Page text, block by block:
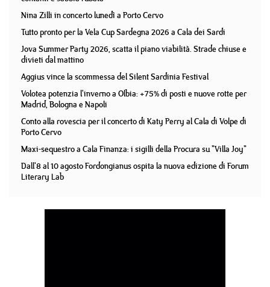
Nina Zilli in concerto lunedì a Porto Cervo
Tutto pronto per la Vela Cup Sardegna 2026 a Cala dei Sardi
Jova Summer Party 2026, scatta il piano viabilità. Strade chiuse e
divieti dal mattino
Aggius vince la scommessa del Silent Sardinia Festival
Volotea potenzia l'inverno a Olbia: +75% di posti e nuove rotte per
Madrid, Bologna e Napoli
Conto alla rovescia per il concerto di Katy Perry al Cala di Volpe di
Porto Cervo
Maxi-sequestro a Cala Finanza: i sigilli della Procura su "Villa Joy"
Dall'8 al 10 agosto Fordongianus ospita la nuova edizione di Forum
Literary Lab